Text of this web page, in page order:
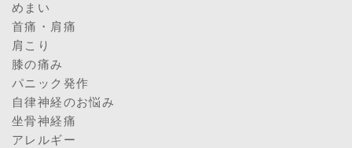
めまい
首痛・肩痛
肩こり
膝の痛み
パニック発作
自律神経のお悩み
坐骨神経痛
アレルギー